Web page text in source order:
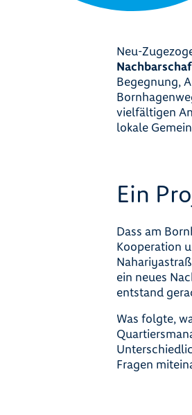
Neu-
Begegnung,
vielfältigen
lokale
Ein
Dass am
Kooperation
ein neues
entstand
Was folgte,
Fragen